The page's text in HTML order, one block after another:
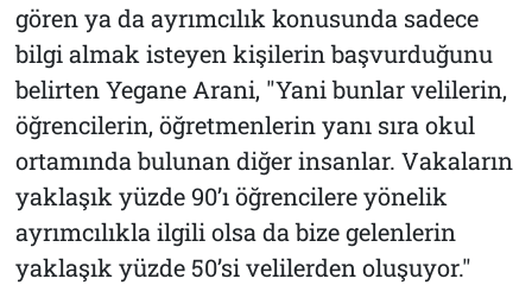
gören ya da ayrımcılık konusunda sadece
bilgi almak isteyen kişilerin başvurduğunu
belirten Yegane Arani, "Yani bunlar velilerin,
öğrencilerin, öğretmenlerin yanı sıra okul
ortamında bulunan diğer insanlar. Vakaların
yaklaşık yüzde 90’ı öğrencilere yönelik
ayrımcılıkla ilgili olsa da bize gelenlerin
yaklaşık yüzde 50’si velilerden oluşuyor."